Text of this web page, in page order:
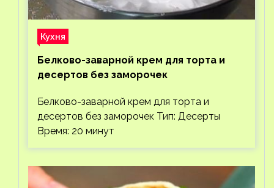
Кухня
Белково-заварной крем для торта и
десертов без заморочек
Белково-заварной крем для торта и
десертов без заморочек Тип: Десерты
Время: 20 минут